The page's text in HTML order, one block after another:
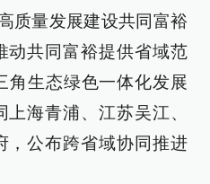
质量发展建设共同富裕
动共同富裕提供省域范
角生态绿色一体化发展
海青浦、江苏吴江、
，公布跨省域协同推进